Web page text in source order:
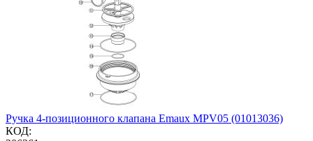
Ручка 4-позиционного клапана Emaux MPV05 (01013036)
КОД: